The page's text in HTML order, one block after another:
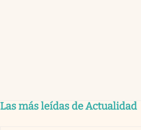
Las más leídas de Actualidad